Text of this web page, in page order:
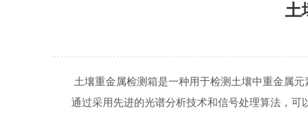
土
土壤重金属检测箱是一种用于检测土壤中重金属元
通过采用先进的光谱分析技术和信号处理算法，可